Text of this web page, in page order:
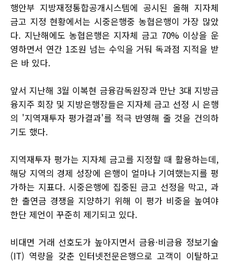
행안부 지방재정통합공개시스템에 공시된 올해 지자체
금고 지정 현황에서는 시중은행중 농협은행이 가장 많았
다. 지난해에도 농협은행은 지자체 금고 70% 이상을 운
영하면서 연간 1조원 넘는 수익을 거둬 독과점 지적을 받
은 바 있다.
앞서 지난해 3월 이복현 금융감독원장과 만난 3대 지방금
융지주 회장 및 지방은행장들은 지자체 금고 선정 시 은행
의 '지역재투자 평가결과'를 적극 반영해 줄 것을 건의하
기도 했다.
지역재투자 평가는 지자체 금고를 지정할 때 활용하는데,
해당 지역의 경제 성장에 은행이 얼마나 기여했는지를 평
가하는 지표다. 시중은행에 집중된 금고 선정을 막고, 과
한 출연금 경쟁을 지양하기 위해 이 평가 비중을 높여야
한단 제언이 꾸준히 제기되고 있다.
비대면 거래 선호도가 높아지면서 금융·비금융 정보기술
(IT) 역량을 갖춘 인터넷전문은행으로 고객이 이탈하고